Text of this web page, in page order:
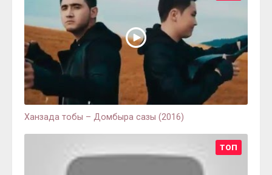
Ханзада тобы – Домбыра сазы (2016)
ТОП